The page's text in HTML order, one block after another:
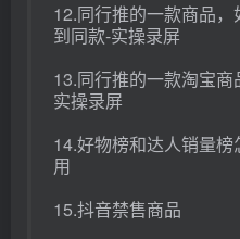
12.同行推的一款商品
到同款-实操录屏
13.同行推的一款淘宝
实操录屏
14.好物榜和达人销量
用
15.抖音禁售商品